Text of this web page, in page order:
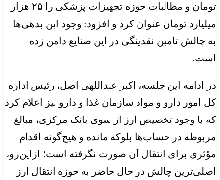
تومان و مطالبات حوزه تجهیزات پزشکی را ۲۵ هزار
میلیارد تومان عنوان کرد و افزود: وجود این بدهی‌ها
به چالش تامین نقدینگی در این صنایع دامن زده
است.
در ادامه این جلسه، اکبر عبداللهی اصل، رئیس اداره
کل امور دارو و مواد سازمان غذا و دارو نیز اعلام کرد
که با وجود تخصیص ارز از سوی بانک مرکزی، مبالغ
مربوطه در حساب‌ها بلوکه مانده و هیچ‌گونه اقدام
مؤثری برای انتقال آن صورت نگرفته است؛ ازاین‌رو،
اصلی‌ترین چالش در حال حاضر به حوزه انتقال ارز